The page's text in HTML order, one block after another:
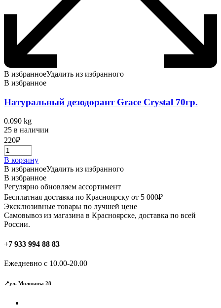
В избранноеУдалить из избранного
В избранное
Натуральный дезодорант Grace Crystal 70гр.
0.090 kg
25 в наличии
220₽
В корзину
В избранноеУдалить из избранного
В избранное
Регулярно обновляем ассортимент
Бесплатная доставка по Красноярску от 5 000₽
Эксклюзивные товары по лучшей цене
Самовывоз из магазина в Красноярске, доставка по всей
России.
+7 933 994 88 83
Ежедневно с 10.00-20.00
📍ул. Молокова 28